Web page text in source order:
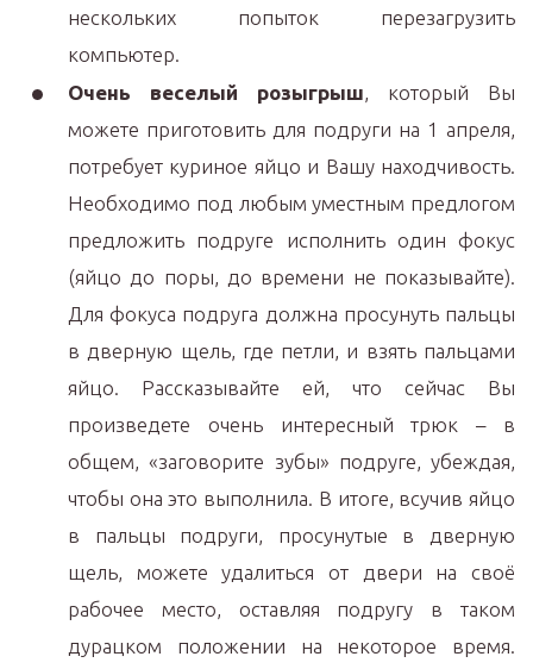
нескольких попыток перезагрузить
компьютер.
Очень веселый розыгрыш, который Вы
можете приготовить для подруги на 1 апреля,
потребует куриное яйцо и Вашу находчивость.
Необходимо под любым уместным предлогом
предложить подруге исполнить один фокус
(яйцо до поры, до времени не показывайте).
Для фокуса подруга должна просунуть пальцы
в дверную щель, где петли, и взять пальцами
яйцо. Рассказывайте ей, что сейчас Вы
произведете очень интересный трюк – в
общем, «заговорите зубы» подруге, убеждая,
чтобы она это выполнила. В итоге, всучив яйцо
в пальцы подруги, просунутые в дверную
щель, можете удалиться от двери на своё
рабочее место, оставляя подругу в таком
дурацком положении на некоторое время.